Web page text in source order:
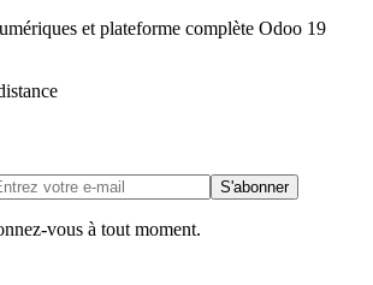
et plateforme complète Odoo 19
S'abonner
vous à tout moment.